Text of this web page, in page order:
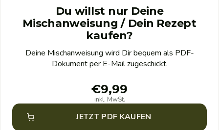
Du willst nur Deine
Mischanweisung / Dein Rezept
kaufen?
Deine Mischanweisung wird Dir bequem als PDF-
Dokument per E-Mail zugeschickt.
€9,99
inkl. MwSt.
JETZT PDF KAUFEN